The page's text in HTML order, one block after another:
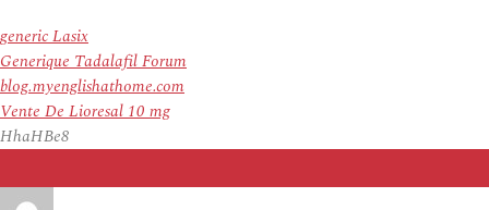
generic Lasix
Generique Tadalafil Forum
blog.myenglishathome.com
Vente De Lioresal 10 mg
HhaHBe8